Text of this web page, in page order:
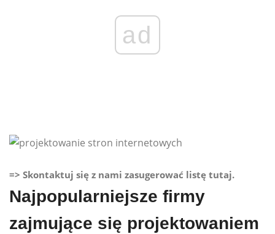
ad
=> Skontaktuj się z nami zasugerować listę tutaj.
Najpopularniejsze firmy
zajmujące się projektowaniem